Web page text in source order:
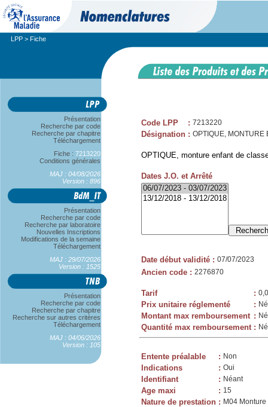
LPP > Fiche
Présentation
Recherche par code
Recherche par chapitre
Téléchargement
Fiche : 7213220
Conditions générales
MAJ : 04/08/2026
Version : 896
Présentation
Recherche par code
Recherche par laboratoire
Nouvelles Inscriptions
Modifications de la semaine
Téléchargement
MAJ : 29/07/2026
Version : 1525
Présentation
Recherche par code
Recherche par chapitre
Recherche sur autres critères
Téléchargement
MAJ : 04/06/2026
Version : 105
Code LPP : 7213220
Désignation : OPTIQUE, MONTURE
OPTIQUE, monture enfant de
Dates J.O. et Arrêté
Date début validité : 07/07/2023
Ancien code : 2276870
Tarif :
Prix unitaire réglementé :
Montant max remboursement :
Quantité max remboursement :
Entente préalable : Non
Indications : Oui
Identifiant : Néant
Age maxi : 15
Nature de prestation : M04